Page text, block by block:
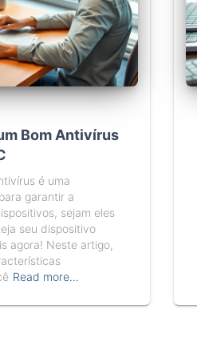
Bom Antivírus
é uma
garantir a
sejam eles
seu dispositivo
agora! Neste artigo,
Read more…